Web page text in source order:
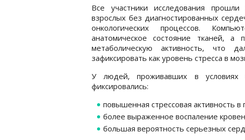
Все участники исследования
взрослых без диагностированных
онкологических процессов.
анатомическое состояние тканей, а
метаболическую активность, что
зафиксировать как уровень стресса в
У людей, проживавших в условиях
фиксировались:
повышенная стрессовая активность в
более выраженное воспаление
большая вероятность серьезных